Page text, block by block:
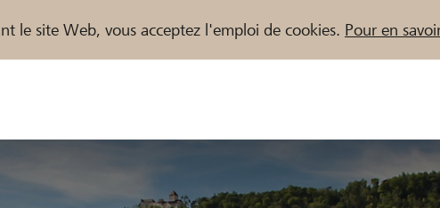
le site Web, vous acceptez l'emploi de cookies. Pour en